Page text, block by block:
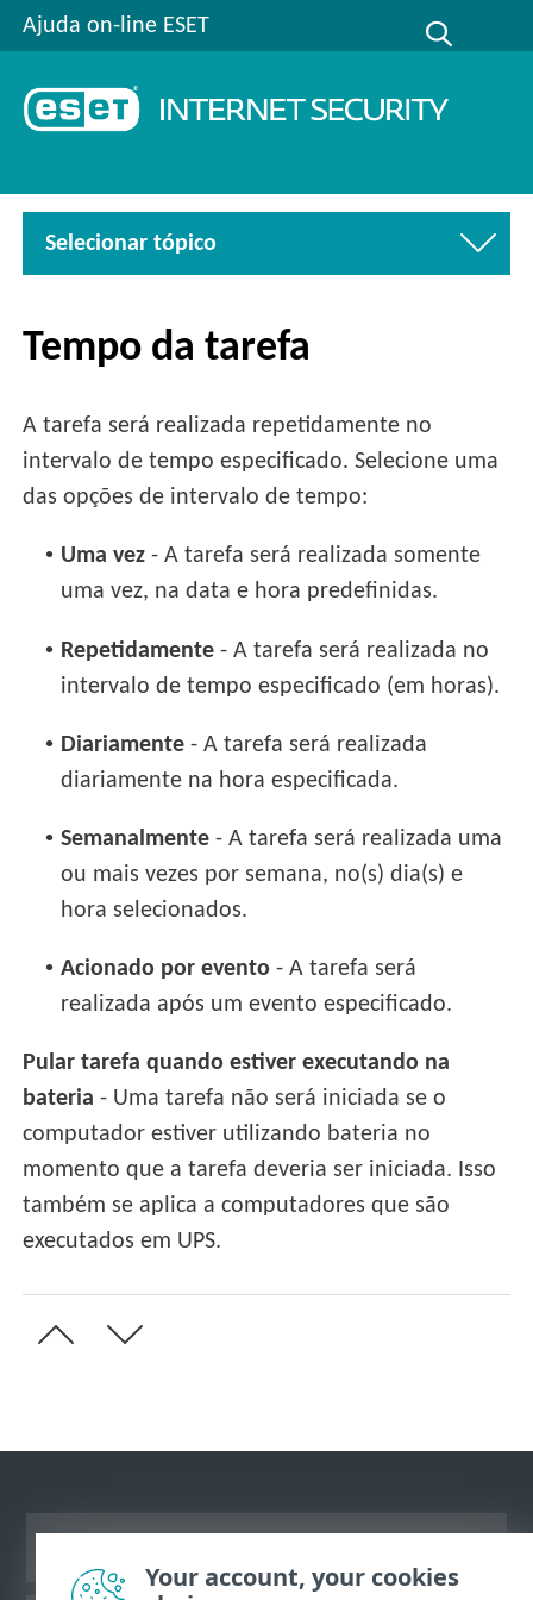
Ajuda on-line ESET
Selecionar tópico
Tempo da tarefa
A tarefa será realizada repetidamente no
intervalo de tempo especificado. Selecione uma
das opções de intervalo de tempo:
• Uma vez - A tarefa será realizada somente
uma vez, na data e hora predefinidas.
• Repetidamente - A tarefa será realizada no
intervalo de tempo especificado (em horas).
• Diariamente - A tarefa será realizada
diariamente na hora especificada.
• Semanalmente - A tarefa será realizada uma
ou mais vezes por semana, no(s) dia(s) e
hora selecionados.
• Acionado por evento - A tarefa será
realizada após um evento especificado.
Pular tarefa quando estiver executando na
bateria - Uma tarefa não será iniciada se o
computador estiver utilizando bateria no
momento que a tarefa deveria ser iniciada. Isso
também se aplica a computadores que são
executados em UPS.
Your account, your cookies